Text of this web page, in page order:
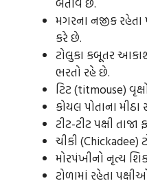
મગરના નજીક રહેતા
કરે છે.
ટોલુકા કબૂતર
ભરતો રહે છે.
ટિટ (titmouse)
કોયલ પોતાના મીઠા
ટીટ-ટીટ પક્ષી
ચીકી (Chickadee)
મોરપંખીનો નૃત્ય
ટોળામાં રહેતા